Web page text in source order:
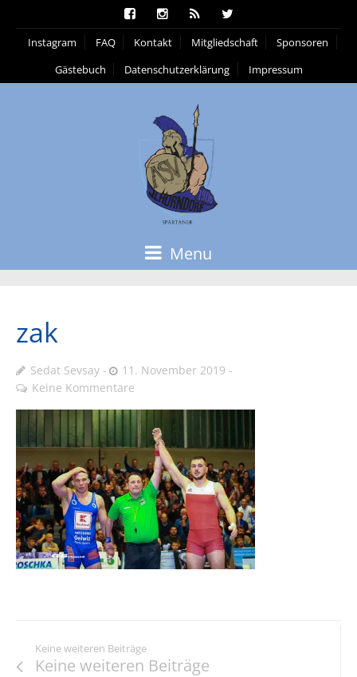
Instagram FAQ Kontakt Mitgliedschaft
Sponsoren
Gästebuch
Datenschutzerklärung Impressum
Menu
zak
Sedat Sevsay
11. November 2019
Keine Kommentare
Keine weiteren Beiträge
Keine weiteren Beiträge